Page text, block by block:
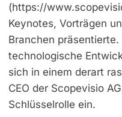
(https://
Keynotes, Vorträgen
Branchen
technologische
sich in einem derart
CEO der Scopevisio
Schlüsselrolle ein.